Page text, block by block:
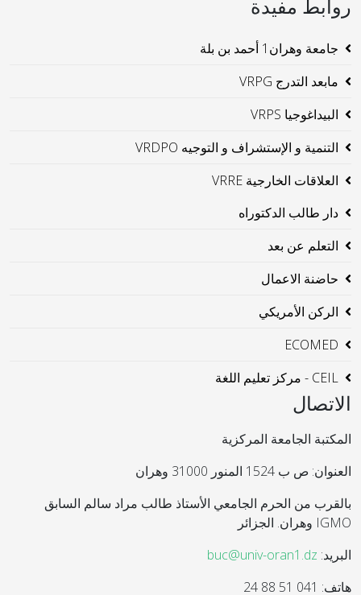
روابط مفيدة
جامعة وهران1 أحمد بن بلة
مابعد التدرج VRPG
البيداغوجيا VRPS
التنمية و الإستشراف و التوجيه VRDPO
العلاقات الخارجية VRRE
دار طالب الدكتوراه
التعلم عن بعد
حاضنة الاعمال
الركن الأمريكي
ECOMED
CEIL - مركز تعليم اللغة
الاتصال
المكتبة الجامعة المركزية
العنوان: ص ب 1524 المنور 31000 وهران
بالقرب من الحرم الجامعي الأستاذ طالب مراد سالم السابق
IGMO وهران. الجزائر
البريد: buc@univ-oran1.dz
هاتف: 041 51 88 24